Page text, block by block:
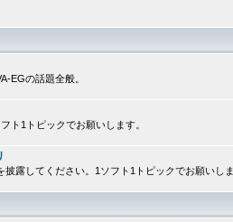
EGの話題全般。
ト1トピックでお願いします。
披露してください。1ソフト1トピックでお願いし